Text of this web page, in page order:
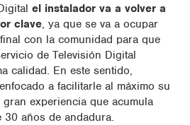
el instalador va a volver a
clave, ya que se va a ocupar
con la comunidad para que
de Televisión Digital
calidad. En este sentido,
a facilitarle al máximo su
experiencia que acumula
30 años de andadura.